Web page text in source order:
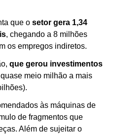
que o setor gera 1,34
, chegando a 8 milhões
os empregos indiretos.
que gerou investimentos
quase meio milhão a mais
às máquinas de
de fragmentos que
Além de sujeitar o